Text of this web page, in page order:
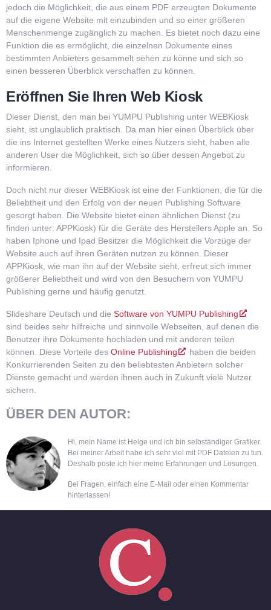
jedoch die Möglichkeit, die aus einem PDF erzeugten Dokumente
auf die eigene Website mit einzubinden und so einer größeren
Menschenmenge zugänglich zu machen. Es bietet noch dazu eine
Funktion die es ermöglicht, die einzelnen Dokumente eines
bestimmten Anbieters gesammelt sehen zu könne und sich so
einen besseren Überblick verschaffen zu können.
Eröffnen Sie Ihren Web Kiosk
Dieser Dienst, den man bei YUMPU Publishing unter WEBKiosk
sieht, ist unglaublich praktisch. Da man hier einen Überblick über
die ins Internet gestellten Werke eines Nutzers sieht, haben alle
anderen User die Möglichkeit, sich so über dessen Angebot zu
informieren.
Doch nicht nur dieser WEBKiosk ist eine der Funktionen, die für die
Beliebtheit und den Erfolg von der neuen Publishing Software
gesorgt haben. Die Website bietet einen ähnlichen Dienst (zu
finden unter: APPKiosk) für die Geräte des Herstellers Apple an. So
haben Iphone und Ipad Besitzer die Möglichkeit die Vorzüge der
Website auch auf ihren Geräten nutzen zu können. Dieser
APPKiosk, wie man ihn auf der Website sieht, erfreut sich immer
größerer Beliebtheit und wird von den Besuchern von YUMPU
Publishing gerne und häufig genutzt.
Slideshare Deutsch und die Software von YUMPU Publishing
sind beides sehr hilfreiche und sinnvolle Webseiten, auf denen die
Benutzer ihre Dokumente hochladen und mit anderen teilen
können. Diese Vorteile des Online Publishing
haben die beiden
Konkurrierenden Seiten zu den beliebtesten Anbietern solcher
Dienste gemacht und werden ihnen auch in Zukunft viele Nutzer
sichern.
ÜBER DEN AUTOR:
Hi, mein Name ist Helge und ich bin selbständiger Grafiker.
Bei meiner Arbeit habe ich sehr viel mit PDF Dateien zu tun.
Deshalb poste ich hier meine Erfahrungen und Lösungen.
Bei Fragen, einfach eine E-Mail oder einen Kommentar
hinterlassen!